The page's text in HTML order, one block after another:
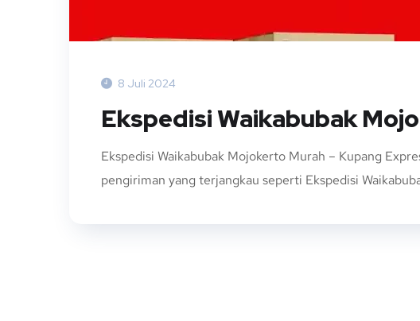
8 Juli 2024
Ekspedisi Waikabubak
Ekspedisi Waikabubak Mojokerto Murah – Kupang
pengiriman yang terjangkau seperti Ekspedisi